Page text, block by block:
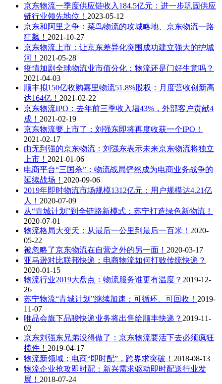
京东物流一季度供应链收入184.5亿元：进一步巩固供应
链行业领先地位！ 2023-05-12
京东和阿里之争：菜鸟物流的攻城略地、京东物流一路
狂飙！ 2021-10-27
京东物流上市：让京东差异化突围成功建立强大的护城
河！ 2021-05-28
疫情加剧全球物流业市值分化：物流还是门好生意吗？
2021-04-03
顺丰拟150亿收购嘉里物流51.8%股权：月度营收创新高
达164亿！ 2021-02-22
京东物流IPO：去年前三季收入增43%，外部客户贡献4
成！ 2021-02-19
京东物流要上市了：刘强东即将再度收获一个IPO！
2021-02-17
由无到强的京东物流：刘强东表示未来京东物流将独立
上市！ 2021-01-06
电商平台“三国杀”：物流战局俨然成为电商业务战争的
延续战场！ 2020-09-06
2019年即时物流市场规模1312亿元：用户规模达4.21亿
人！ 2020-07-09
从“青城计划”到全链路新模式：苏宁打造绿色新物流！
2020-07-01
物流格局大变天：从最后一公里到最后一百米！ 2020-
05-22
被忽略了京东物流在自营之外的另一面！ 2020-03-17
亚马逊对比联邦快递：电商物流如何打败传统快递？
2020-01-15
物流行业2019大盘点：物流服务谁更有温度？ 2019-12-
26
苏宁物流“青城计划”继续加速：可循环、可回收！ 2019-
11-07
唯品会旗下品骏快递业务将出售给顺丰快递？ 2019-11-
02
京东刘强东兄弟没得做了：京东物流要活下去必须疯狂
揽件！ 2019-04-17
物流新领域：电商“即时配”，跨界求突破！ 2018-08-13
物流企业抢攻即时配：新兴需求驱动即时配送行业发
展！ 2018-07-24